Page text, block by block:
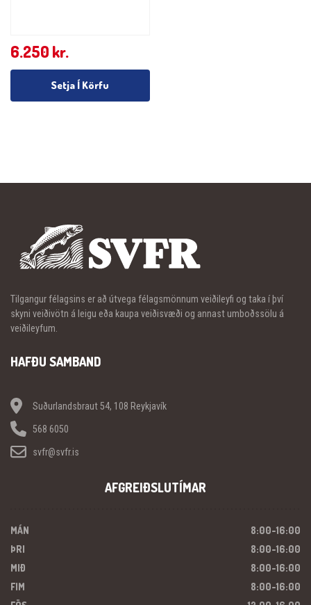
6.250 kr.
Setja Í Körfu
Tilgangur félagsins er að útvega félagsmönnum veiðileyfi og taka í því
skyni veiðivötn á leigu eða kaupa veiðisvæði og annast umboðssölu á
veiðileyfum.
HAFÐU SAMBAND
Suðurlandsbraut 54, 108 Reykjavík
568 6050
svfr@svfr.is
AFGREIÐSLUTÍMAR
MÁN
8:00-16:00
ÞRI
8:00-16:00
MIÐ
8:00-16:00
FIM
8:00-16:00